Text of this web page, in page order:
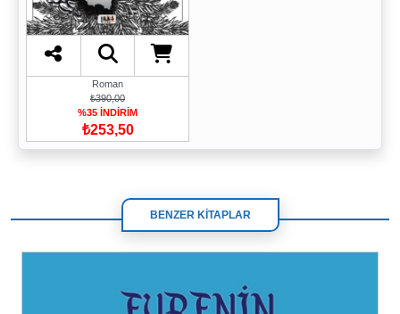
Roman
₺390,00
%35 İNDİRİM
₺253,50
BENZER KİTAPLAR